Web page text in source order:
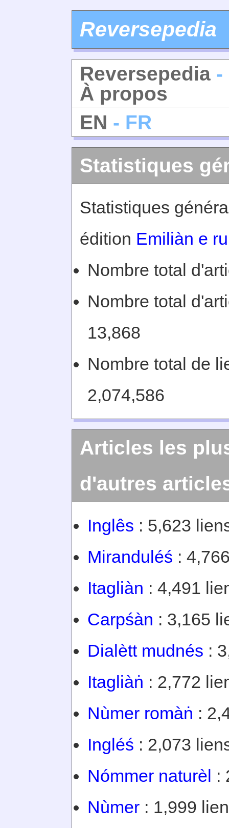
Reversepedia
Reversepedia -
À propos
EN - FR
Statistiques
Statistiques
édition Emiliàn e
Nombre total
Nombre total
13,868
Nombre total de
2,074,586
Articles les
d'autres
Inglês : 5,623
Miranduléś :
Itagliàn : 4,491
Carpśàn : 3,165
Dialètt mudnés :
Itagliàṅ : 2,772
Nùmer romàṅ :
Ingléś : 2,073
Nómmer naturèl :
Nùmer : 1,999